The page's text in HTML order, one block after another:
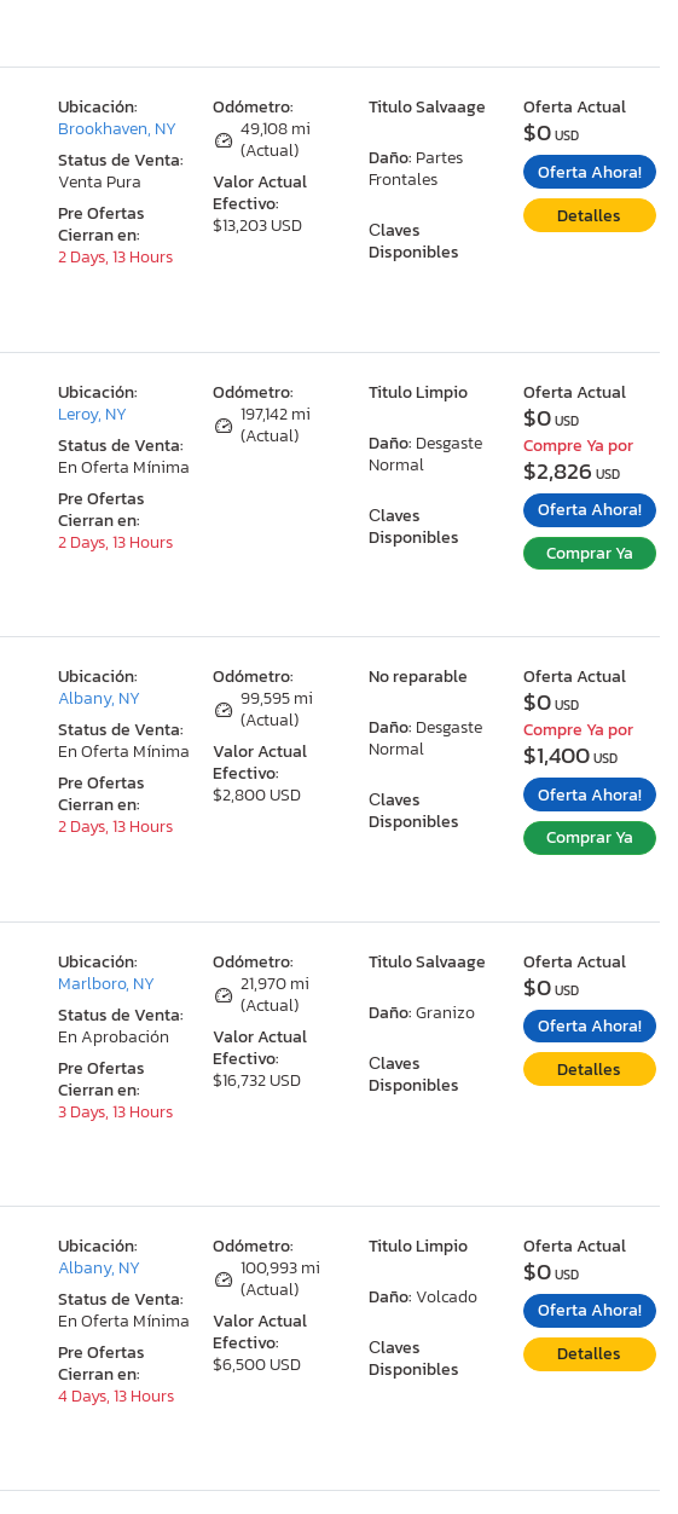
Odómetro:
49,108 mi
(Actual)
Valor Actual
Efectivo:
$13,203 USD
Titulo Salvaage
Daño: Partes
Frontales
Сlaves
Disponibles
Ubicación:
Brookhaven, NY
Status de Venta:
Venta Pura
Pre Ofertas
Cierran en:
2 Days, 13 Hours
Oferta Actual
$0USD
Oferta Ahora!
Detalles
Odómetro:
197,142 mi
(Actual)
Titulo Limpio
Daño: Desgaste
Normal
Сlaves
Disponibles
Ubicación:
Leroy, NY
Status de Venta:
En Oferta Mínima
Pre Ofertas
Cierran en:
2 Days, 13 Hours
Oferta Actual
$0USD
Compre Ya por
$2,826 USD
Oferta Ahora!
Comprar Ya
Odómetro:
99,595 mi
(Actual)
Valor Actual
Efectivo:
$2,800 USD
No reparable
Daño: Desgaste
Normal
Сlaves
Disponibles
Ubicación:
Albany, NY
Status de Venta:
En Oferta Mínima
Pre Ofertas
Cierran en:
2 Days, 13 Hours
Oferta Actual
$0USD
Compre Ya por
$1,400USD
Oferta Ahora!
Comprar Ya
Odómetro:
21,970 mi
(Actual)
Valor Actual
Efectivo:
$16,732 USD
Titulo Salvaage
Daño:Granizo
Сlaves
Disponibles
Ubicación:
Marlboro, NY
Status de Venta:
En Aprobación
Pre Ofertas
Cierran en:
3 Days, 13 Hours
Oferta Actual
$0USD
Oferta Ahora!
Detalles
Odómetro:
100,993 mi
(Actual)
Valor Actual
Efectivo:
$6,500 USD
Titulo Limpio
Daño:Volcado
Сlaves
Disponibles
Ubicación:
Albany, NY
Status de Venta:
En Oferta Mínima
Pre Ofertas
Cierran en:
4 Days, 13 Hours
Oferta Actual
$0USD
Oferta Ahora!
Detalles